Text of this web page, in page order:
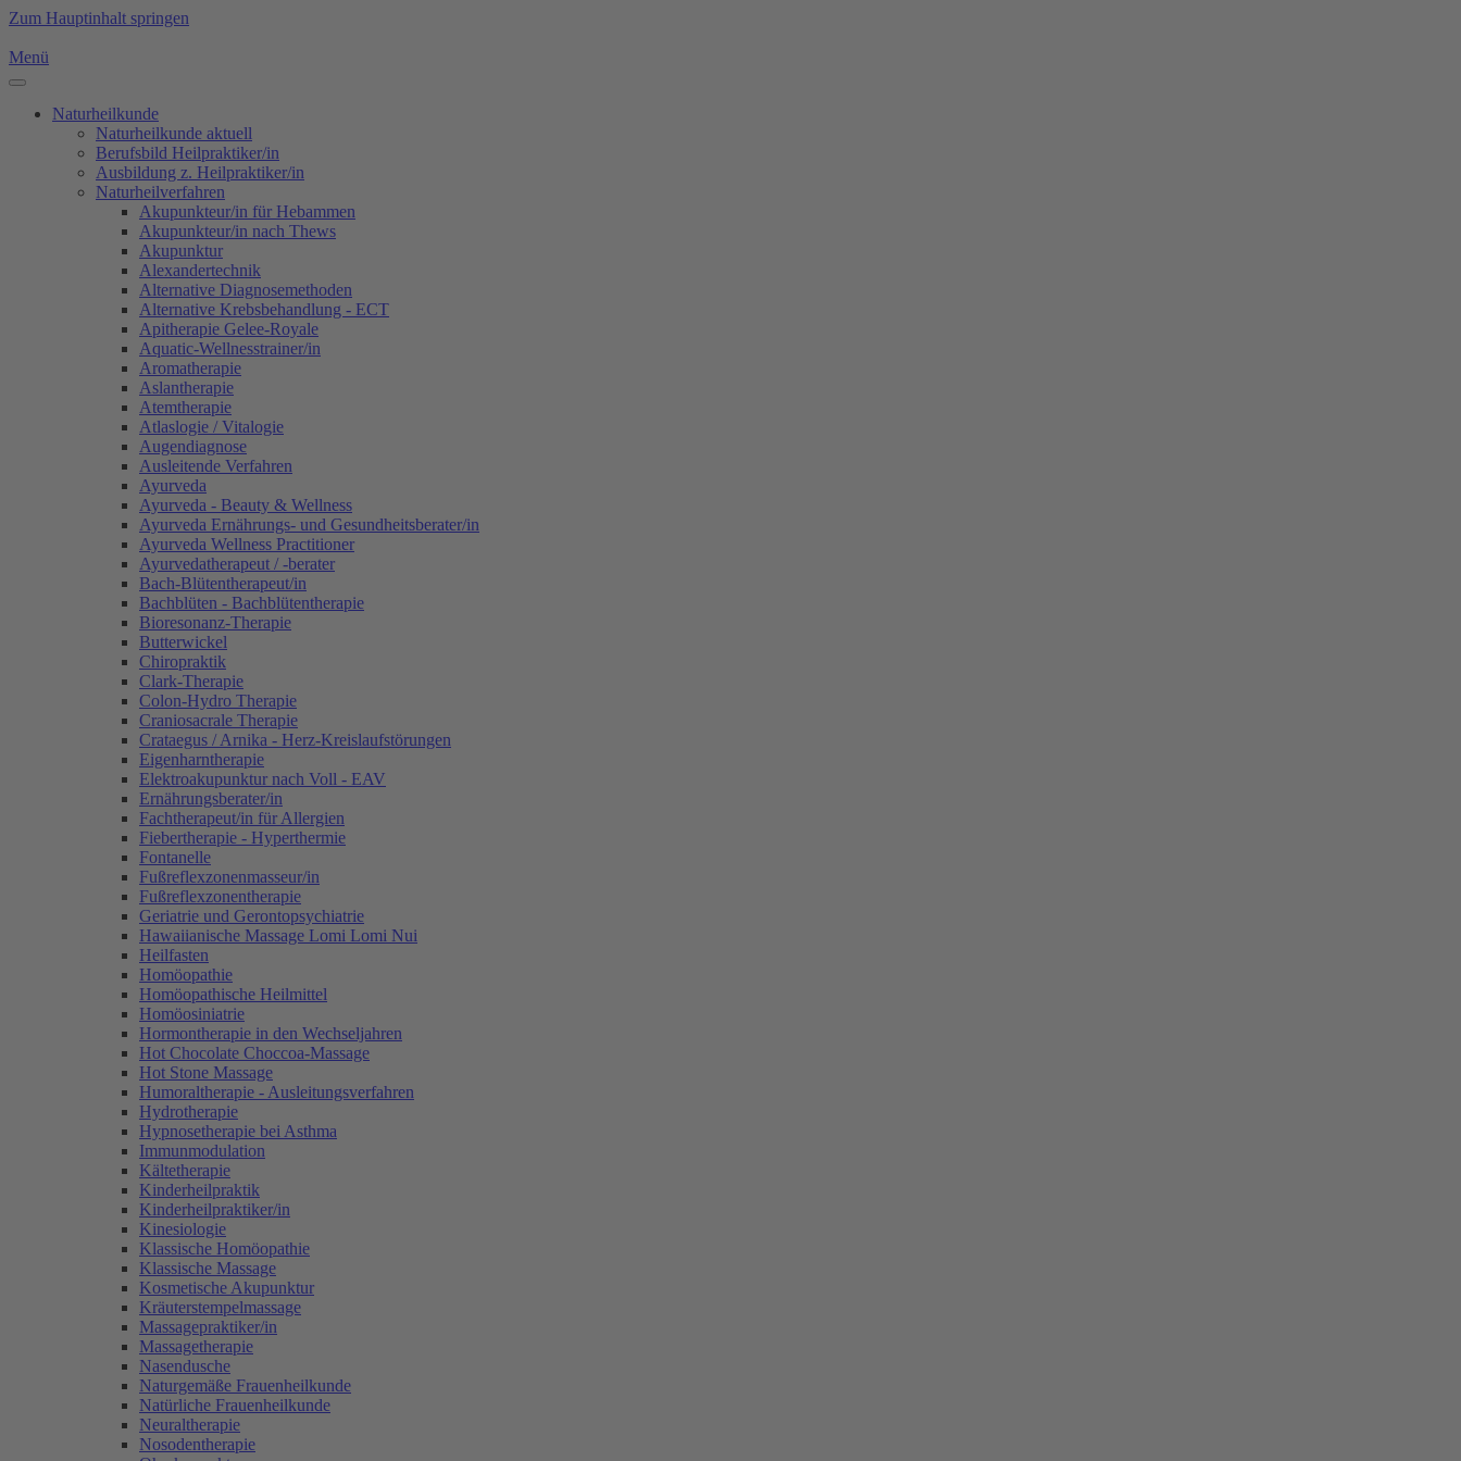
Zum Hauptinhalt springen
Menü
Naturheilkunde
Naturheilkunde aktuell
Berufsbild Heilpraktiker/in
Ausbildung z. Heilpraktiker/in
Naturheilverfahren
Akupunkteur/in für Hebammen
Akupunkteur/in nach Thews
Akupunktur
Alexandertechnik
Alternative Diagnosemethoden
Alternative Krebsbehandlung - ECT
Apitherapie Gelee-Royale
Aquatic-Wellnesstrainer/in
Aromatherapie
Aslantherapie
Atemtherapie
Atlaslogie / Vitalogie
Augendiagnose
Ausleitende Verfahren
Ayurveda
Ayurveda - Beauty & Wellness
Ayurveda Ernährungs- und Gesundheitsberater/in
Ayurveda Wellness Practitioner
Ayurvedatherapeut / -berater
Bach-Blütentherapeut/in
Bachblüten - Bachblütentherapie
Bioresonanz-Therapie
Butterwickel
Chiropraktik
Clark-Therapie
Colon-Hydro Therapie
Craniosacrale Therapie
Crataegus / Arnika - Herz-Kreislaufstörungen
Eigenharntherapie
Elektroakupunktur nach Voll - EAV
Ernährungsberater/in
Fachtherapeut/in für Allergien
Fiebertherapie - Hyperthermie
Fontanelle
Fußreflexzonenmasseur/in
Fußreflexzonentherapie
Geriatrie und Gerontopsychiatrie
Hawaiianische Massage Lomi Lomi Nui
Heilfasten
Homöopathie
Homöopathische Heilmittel
Homöosiniatrie
Hormontherapie in den Wechseljahren
Hot Chocolate Choccoa-Massage
Hot Stone Massage
Humoraltherapie - Ausleitungsverfahren
Hydrotherapie
Hypnosetherapie bei Asthma
Immunmodulation
Kältetherapie
Kinderheilpraktik
Kinderheilpraktiker/in
Kinesiologie
Klassische Homöopathie
Klassische Massage
Kosmetische Akupunktur
Kräuterstempelmassage
Massagepraktiker/in
Massagetherapie
Nasendusche
Naturgemäße Frauenheilkunde
Natürliche Frauenheilkunde
Neuraltherapie
Nosodentherapie